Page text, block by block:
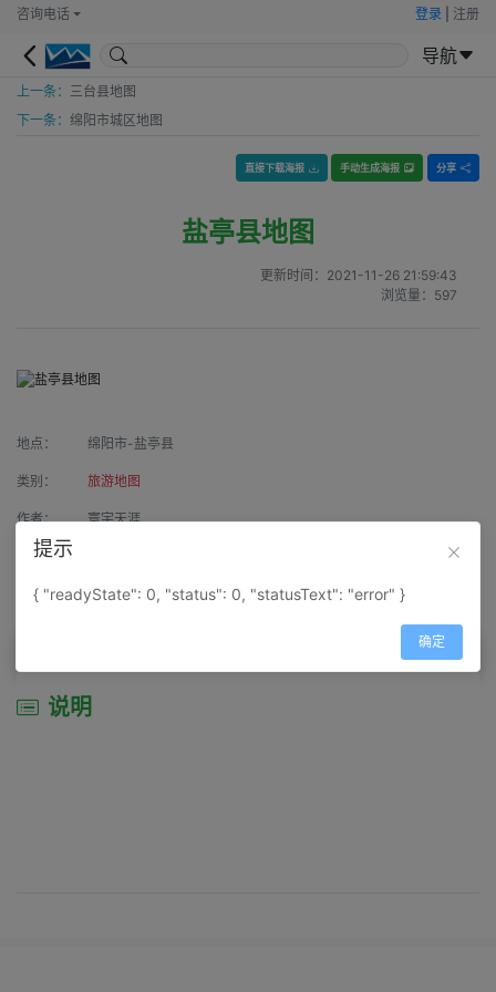
咨询电话 登录 注册
导航
上一条： 三台县地图
下一条： 绵阳市城区地图
直接下载海报 手动生成海报 分享
盐亭县地图
更新时间： 2021-11-26 21:59:43
浏览量： 597
地点： 绵阳市-盐亭县
类别： 旅游地图
作者： 寰宇天涯
来源：
属性： 地图属性： 地图类型-综合性地图
说明
提示
{ "readyState": 0, "status": 0, "statusText": "error" }
确定